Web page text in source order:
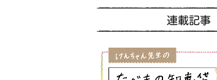
連載記事